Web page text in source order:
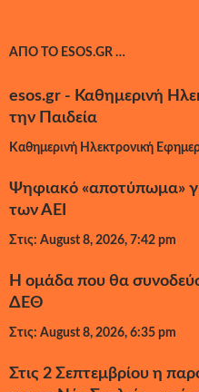
ΑΠΌ ΤΟ ESOS.GR …
esos.gr - Καθημερινή
την Παιδεία
Καθημερινή Ηλεκτρονική
Ψηφιακό «αποτύπωμα»
των ΑΕΙ
Στις: August 8, 2026, 7:42 pm
Η ομάδα που θα
ΔΕΘ
Στις: August 8, 2026, 6:35 pm
Στις 2 Σεπτεμβρίου η